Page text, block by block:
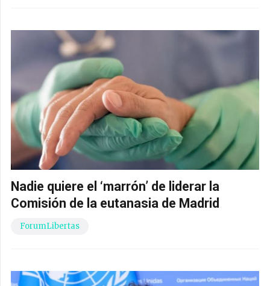
Nadie quiere el ‘marrón’ de liderar la
Comisión de la eutanasia de Madrid
ForumLibertas